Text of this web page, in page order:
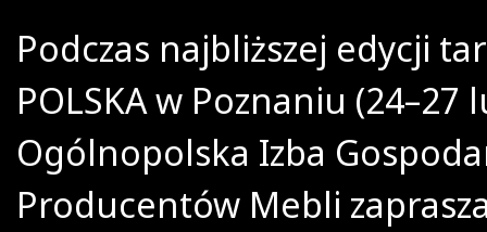
Podczas najbliższej edycji
POLSKA w Poznaniu (24–27
Ogólnopolska Izba
Producentów Mebli